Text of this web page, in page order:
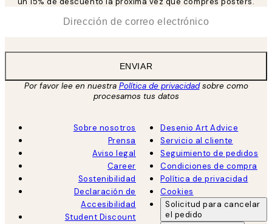
ENVIAR
Por favor lee en nuestra Política de privacidadsobre como
procesamos tus datos
Sobre nosotros
Prensa
Aviso legal
Career
Sostenibilidad
Declaración de
Accesibilidad
Student Discount
Desenio Art Advice
Servicio al cliente
Seguimiento de pedidos
Condiciones de compra
Política de privacidad
Cookies
Solicitud para cancelar
el pedido